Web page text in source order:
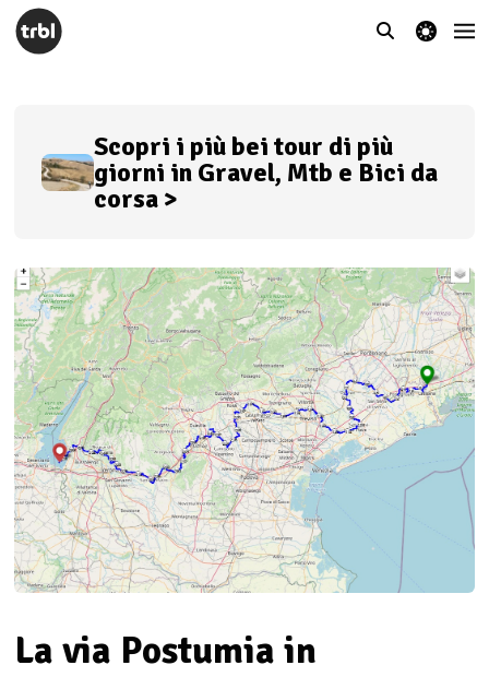
theme switcher
Scopri i più bei tour di più
giorni in Gravel, Mtb e Bici da
corsa >
La via Postumia in